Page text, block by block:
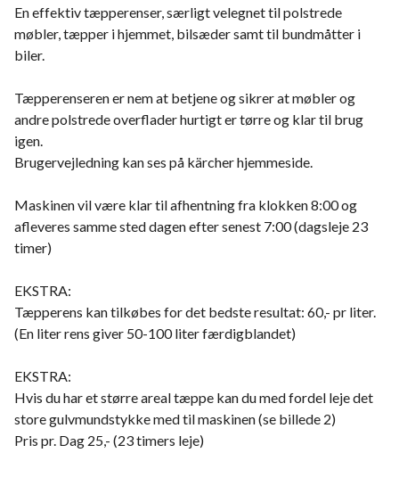
En effektiv tæpperenser, særligt velegnet til polstrede
møbler, tæpper i hjemmet, bilsæder samt til bundmåtter i
biler.
Tæpperenseren er nem at betjene og sikrer at møbler og
andre polstrede overflader hurtigt er tørre og klar til brug
igen.
Brugervejledning kan ses på kärcher hjemmeside.
Maskinen vil være klar til afhentning fra klokken 8:00 og
afleveres samme sted dagen efter senest 7:00 (dagsleje 23
timer)
EKSTRA:
Tæpperens kan tilkøbes for det bedste resultat: 60,- pr liter.
(En liter rens giver 50-100 liter færdigblandet)
EKSTRA:
Hvis du har et større areal tæppe kan du med fordel leje det
store gulvmundstykke med til maskinen (se billede 2)
Pris pr. Dag 25,- (23 timers leje)